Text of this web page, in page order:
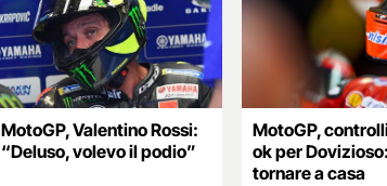
MotoGP, Valentino Rossi:
“Deluso, volevo il podio”
MotoGP,
ok per
tornare a casa